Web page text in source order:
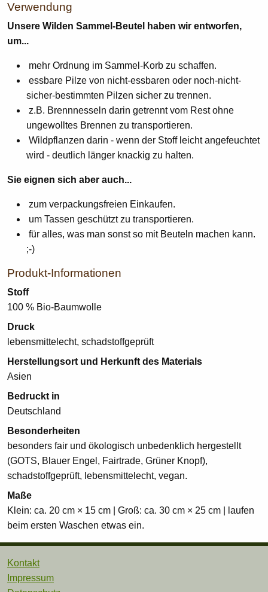
Verwendung
Unsere Wilden Sammel-Beutel haben wir entworfen,
um...
mehr Ordnung im Sammel-Korb zu schaffen.
essbare Pilze von nicht-essbaren oder noch-nicht-
sicher-bestimmten Pilzen sicher zu trennen.
z.B. Brennnesseln darin getrennt vom Rest ohne
ungewolltes Brennen zu transportieren.
Wildpflanzen darin - wenn der Stoff leicht angefeuchtet
wird - deutlich länger knackig zu halten.
Sie eignen sich aber auch...
zum verpackungsfreien Einkaufen.
um Tassen geschützt zu transportieren.
für alles, was man sonst so mit Beuteln machen kann.
;-)
Produkt-Informationen
Stoff
100 % Bio-Baumwolle
Druck
lebensmittelecht, schadstoffgeprüft
Herstellungsort und Herkunft des Materials
Asien
Bedruckt in
Deutschland
Besonderheiten
besonders fair und ökologisch unbedenklich hergestellt
(GOTS, Blauer Engel, Fairtrade, Grüner Knopf),
schadstoffgeprüft, lebensmittelecht, vegan.
Maße
Klein: ca. 20 cm × 15 cm | Groß: ca. 30 cm × 25 cm | laufen
beim ersten Waschen etwas ein.
Kontakt
Impressum